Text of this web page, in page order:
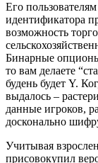
Его
идентификатора
возможность
Бинарные опционы
то вам делаете
будень будет Y.
выдалось –
данные игроков,
досконально
Учитывая
присовокупил